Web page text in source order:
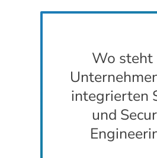
Wo steht
integrierten
und